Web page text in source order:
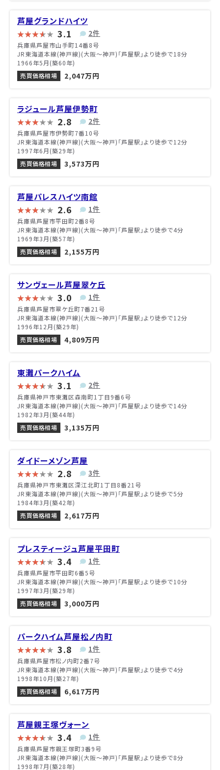
芦屋グランドハイツ
3.1 2件
兵庫県芦屋市山手町14番8号
JR東海道本線(神戸線)(大阪～神戸)「芦屋駅」より徒歩で18分
1966年5月(築60年)
売買価格相場
2,047万円
ラジュール芦屋伊勢町
2.8 2件
兵庫県芦屋市伊勢町7番10号
JR東海道本線(神戸線)(大阪～神戸)「芦屋駅」より徒歩で12分
1997年6月(築29年)
売買価格相場
3,573万円
芦屋パレスハイツ南館
2.6 1件
兵庫県芦屋市平田町2番8号
JR東海道本線(神戸線)(大阪～神戸)「芦屋駅」より徒歩で4分
1969年3月(築57年)
売買価格相場
2,155万円
サンヴェール芦屋翠ケ丘
3.0 1件
兵庫県芦屋市翠ケ丘町7番21号
JR東海道本線(神戸線)(大阪～神戸)「芦屋駅」より徒歩で12分
1996年12月(築29年)
売買価格相場
4,809万円
東灘パークハイム
3.1 2件
兵庫県神戸市東灘区森南町1丁目9番6号
JR東海道本線(神戸線)(大阪～神戸)「芦屋駅」より徒歩で14分
1982年3月(築44年)
売買価格相場
3,135万円
ダイドーメゾン芦屋
2.8 3件
兵庫県神戸市東灘区深江北町1丁目8番21号
JR東海道本線(神戸線)(大阪～神戸)「芦屋駅」より徒歩で5分
1984年3月(築42年)
売買価格相場
2,617万円
プレスティージュ芦屋平田町
3.4 1件
兵庫県芦屋市平田町6番5号
JR東海道本線(神戸線)(大阪～神戸)「芦屋駅」より徒歩で10分
1997年3月(築29年)
売買価格相場
3,000万円
パークハイム芦屋松ノ内町
3.8 1件
兵庫県芦屋市松ノ内町2番7号
JR東海道本線(神戸線)(大阪～神戸)「芦屋駅」より徒歩で4分
1998年10月(築27年)
売買価格相場
6,617万円
芦屋親王塚ヴォーン
3.4 1件
兵庫県芦屋市親王塚町3番9号
JR東海道本線(神戸線)(大阪～神戸)「芦屋駅」より徒歩で8分
1998年7月(築28年)